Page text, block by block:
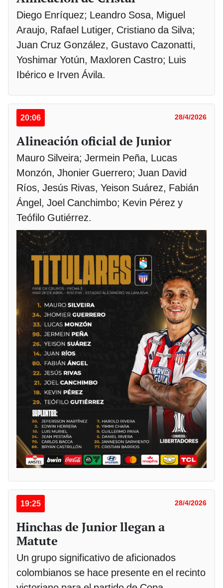
Diego Enríquez; Leandro Sosa, Miguel
Araujo, Rafael Lutiger, Cristiano da Silva;
Juan Cruz González, Gustavo Cazonatti,
Yoshimar Yotún, Maxloren Castro; Luis
Ibérico e Irven Ávila.
20:06 28/4/2026
Alineación oficial de Junior
Mauro Silveira; Jermein Peña, Lucas
Monzón, Jhonier Guerrero; Juan David
Ríos, Jesús Rivas, Yeison Suárez, Fabián
Ángel, Joel Canchimbo; Kevin Pérez y
Teófilo Gutiérrez.
19:25 28/4/2026
Hinchas de Junior llegan a
Matute
Un grupo significativo de aficionados
colombianos se hace presente en el recinto